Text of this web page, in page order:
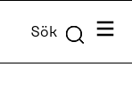
Sök Meny